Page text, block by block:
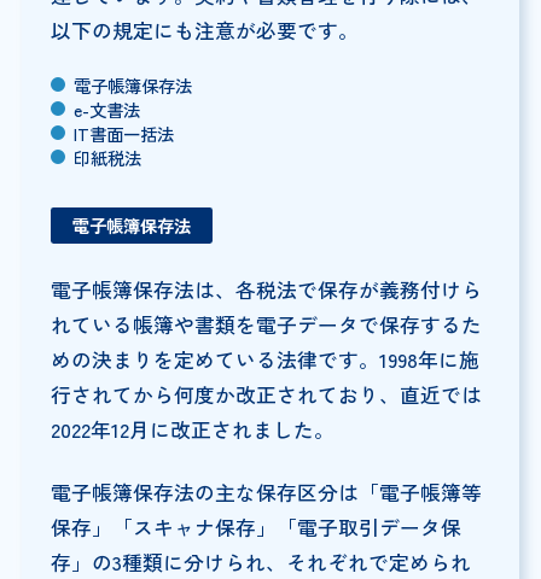
以下の規定にも注意が必要です。
電子帳簿保存法
e-文書法
IT書面一括法
印紙税法
電子帳簿保存法
電子帳簿保存法は、各税法で保存が義務付けら
れている帳簿や書類を電子データで保存するた
めの決まりを定めている法律です。1998年に施
行されてから何度か改正されており、直近では
2022年12月に改正されました。
電子帳簿保存法の主な保存区分は「電子帳簿等
保存」「スキャナ保存」「電子取引データ保
存」の3種類に分けられ、それぞれで定められ